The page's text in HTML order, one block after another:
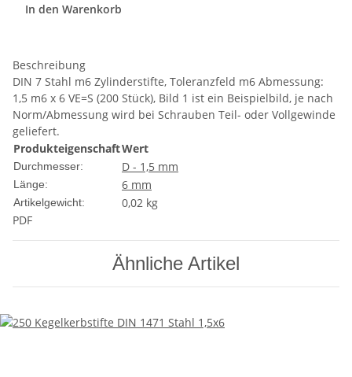
In den Warenkorb
Beschreibung
DIN 7 Stahl m6 Zylinderstifte, Toleranzfeld m6 Abmessung:
1,5 m6 x 6 VE=S (200 Stück), Bild 1 ist ein Beispielbild, je nach
Norm/Abmessung wird bei Schrauben Teil- oder Vollgewinde
geliefert.
ProdukteigenschaftWert
Durchmesser: D - 1,5 mm
Länge: 6 mm
Artikelgewicht: 0,02 kg
PDF
Ähnliche Artikel